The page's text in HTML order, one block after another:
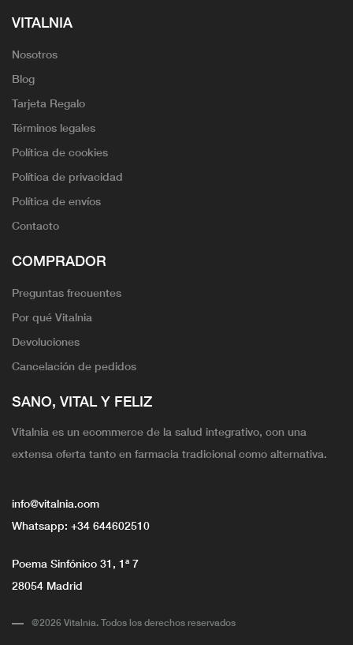
VITALNIA
Nosotros
Blog
Tarjeta Regalo
Términos legales
Política de cookies
Política de privacidad
Política de envíos
Contacto
COMPRADOR
Preguntas frecuentes
Por qué Vitalnia
Devoluciones
Cancelación de pedidos
SANO, VITAL Y FELIZ
Vitalnia es un ecommerce de la salud integrativo, con una
extensa oferta tanto en farmacia tradicional como alternativa.
info@vitalnia.com
Whatsapp: +34 644602510
Poema Sinfónico 31, 1ª 7
28054 Madrid
@2026 Vitalnia. Todos los derechos reservados